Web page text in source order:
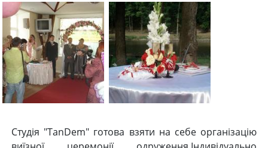
Студія "TanDem" готова взяти на себе організацію